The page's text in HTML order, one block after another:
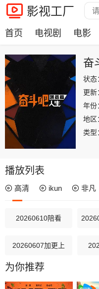
影视工厂
首页 电视剧 电影
奋
状态
更新
年份
地区
类型
播放列表
高清 ikun 非凡
20260610陪看
20260607加更上
20260606中
为你推荐